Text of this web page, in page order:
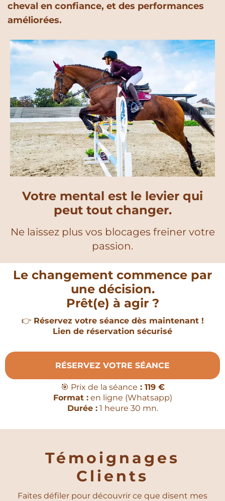
cheval en confiance, et des performances
améliorées.
Votre mental est le levier qui
peut tout changer.
Ne laissez plus vos blocages freiner votre
passion.
Le changement commence par
une décision.
Prêt(e) à agir ?
👉 Réservez votre séance dès maintenant !
Lien de réservation sécurisé
RÉSERVEZ VOTRE SÉANCE
🎯 Prix de la séance : 119 €
Format :en ligne (Whatsapp)
Durée :1 heure 30 mn.
Témoignages
Clients
Faites défiler pour découvrir ce que disent mes